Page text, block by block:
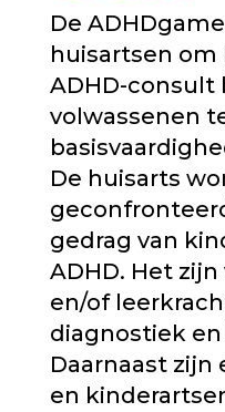
De
huisartsen om
ADHD-consult
volwassenen
De huisarts
gedrag van
ADHD. Het
en/of
diagnostiek
Daarnaast zijn
en